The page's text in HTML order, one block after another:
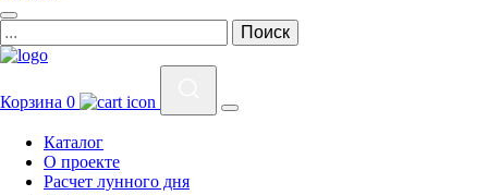
Корзина 0
Каталог
О проекте
Расчет лунного дня